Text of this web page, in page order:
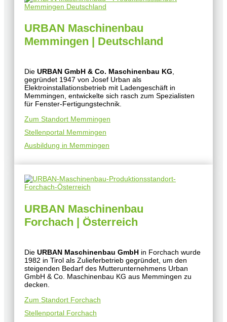
URBAN Maschinenbau
Memmingen | Deutschland
Die URBAN GmbH & Co. Maschinenbau KG,
gegründet 1947 von Josef Urban als
Elektroinstallationsbetrieb mit Ladengeschäft in
Memmingen, entwickelte sich rasch zum Spezialisten
für Fenster-Fertigungstechnik.
Zum Standort Memmingen
Stellenportal Memmingen
Ausbildung in Memmingen
URBAN Maschinenbau
Forchach | Österreich
Die URBAN Maschinenbau GmbH in Forchach wurde
1982 in Tirol als Zulieferbetrieb gegründet, um den
steigenden Bedarf des Mutterunternehmens Urban
GmbH & Co. Maschinenbau KG aus Memmingen zu
decken.
Zum Standort Forchach
Stellenportal Forchach